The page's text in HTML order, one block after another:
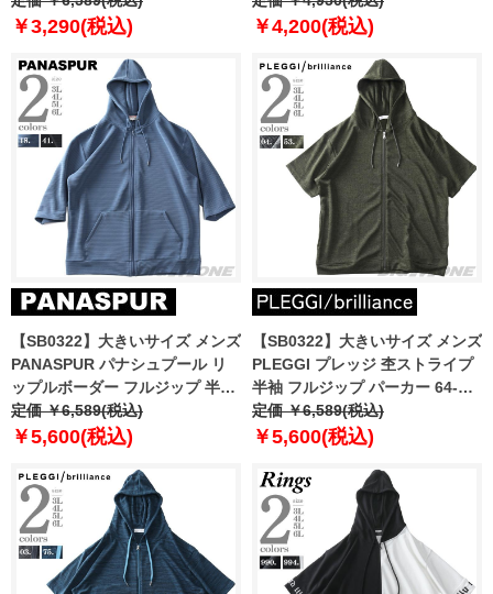
￥3,290(税込) ￥4,200(税込)
【SB0322】大きいサイズ メンズ
PANASPUR パナシュプール リ
ップルボーダー フルジップ 半袖
パーカー 4403-745z
定価 ￥6,589(税込)
￥5,600(税込)
【SB0322】大きいサイズ メンズ
PLEGGI プレッジ 杢ストライプ
半袖 フルジップ パーカー 64-
43368-2
定価 ￥6,589(税込)
￥5,600(税込)